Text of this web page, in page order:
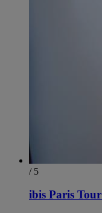
/ 5
ibis Paris